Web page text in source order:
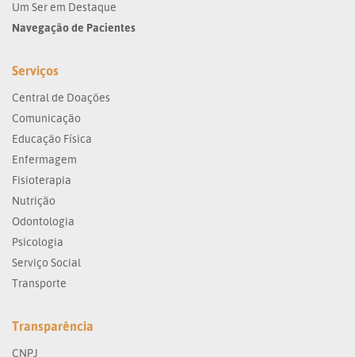
Um Ser em Destaque
Navegação de Pacientes
Serviços
Central de Doações
Comunicação
Educação Física
Enfermagem
Fisioterapia
Nutrição
Odontologia
Psicologia
Serviço Social
Transporte
Transparência
CNPJ